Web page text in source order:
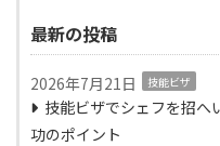
最新の投稿
2026年7月21日 技能ビザ
技能ビザでシェフを招
功のポイント